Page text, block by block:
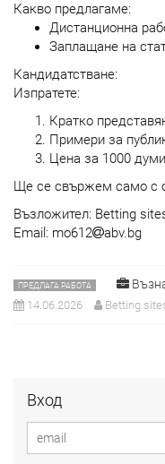
Вход
Какво предлагаме:
Дистанционна
Заплащане на
Кандидатстване:
Изпратете:
Кратко
Примери за
Цена за 1000
Ще се свържем само с
Възложител: Betting
Email: mo612
abv.bg
ПРЕДЛАГА РАБОТА
14.06.2026 Betting